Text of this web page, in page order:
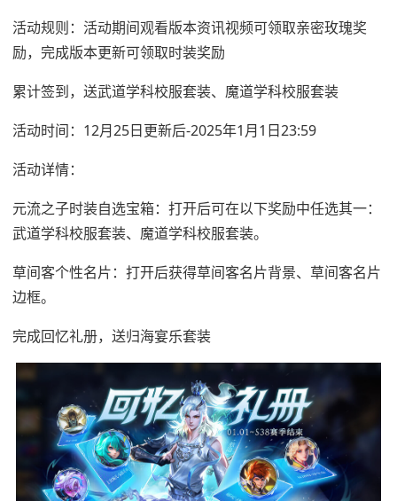
活动规则：活动期间观看版本资讯视频可领取亲密玫瑰奖
励，完成版本更新可领取时装奖励
累计签到，送武道学科校服套装、魔道学科校服套装
活动时间：12月25日更新后-2025年1月1日23:59
活动详情：
元流之子时装自选宝箱：打开后可在以下奖励中任选其一：
武道学科校服套装、魔道学科校服套装。
草间客个性名片：打开后获得草间客名片背景、草间客名片
边框。
完成回忆礼册，送归海宴乐套装